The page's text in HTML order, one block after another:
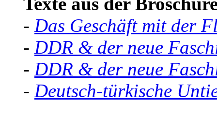
- Das Geschäft mit der
- DDR & der neue
- DDR & der neue
- Deutsch-türkische